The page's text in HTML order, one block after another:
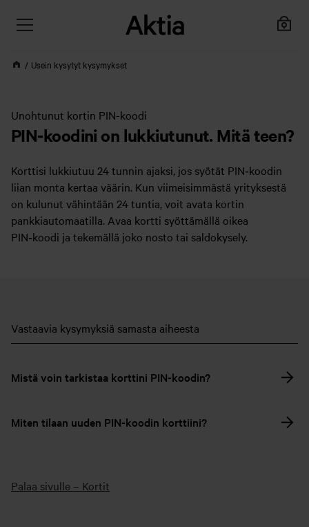
Usein kysytyt kysymykset
Unohtunut kortin PIN-koodi
PIN‑koodini on lukkiutunut. Mitä teen?
Korttisi lukkiutuu 24 tunnin ajaksi, jos syötät PIN‑koodin
liian monta kertaa väärin. Kun viimeisimmästä yrityksestä
on kulunut vähintään 24 tuntia, voit avata kortin
pankkiautomaatilla. Avaa kortti syöttämällä oikea
PIN‑koodi ja tekemällä joko nosto tai saldokysely.
Vastaavia kysymyksiä samasta aiheesta
Mistä voin tarkistaa korttini PIN-koodin?
Miten tilaan uuden PIN-koodin korttiini?
Palaa sivulle – Kortit